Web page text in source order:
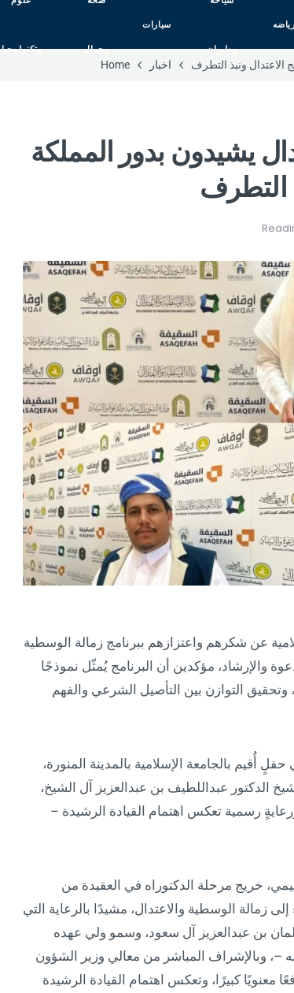
رياضه
وطيران
سيارات
وجمال وتكنولوجيا
ونبذ التطرف
اخبار Home
يشيدون بدور المملكة
التطرف
عن شكرهم واعتزازهم ببرنامج زمالة الوسطية
والإرشاد، مؤكدين أن البرنامج يُمثّل نموذجًا
وتحقيق التوازن بين التأصيل الشرعي والفهم
أُقيم بالجامعة الإسلامية بالمدينة المنورة،
الدكتور عبداللطيف بن عبدالعزيز آل الشيخ،
رسمية تعكس اهتمام القيادة الرشيدة –
خريج مرحلة الدكتوراه في العقيدة من
زمالة الوسطية والاعتدال، مشيدًا بالرعاية التي
بن عبدالعزيز آل سعود، وسمو ولي عهده
–، وبالإشراف المباشر من معالي وزير الشؤون
معنويًا كبيرًا، وتعكس اهتمام القيادة الرشيدة